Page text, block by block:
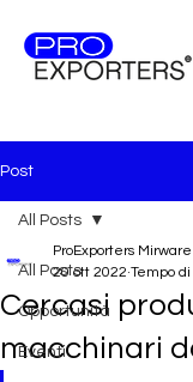
Post
All Posts
Opportunità
Eventi
All Posts
Cercasi
macchinari
ProExporters Mirware
20 ott 2022 Tempo